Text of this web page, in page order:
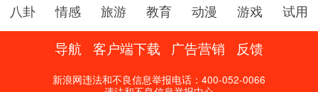
八卦
情感 旅游 教育 动漫 游戏 试用
导航 客户端下载 广告营销 反馈
新浪网违法和不良信息举报电话：400-052-0066